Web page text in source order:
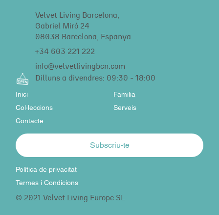
info@velvetlivingbcn.com
+34 603 221 222
Velvet Living Barcelona,
Gabriel Miró 24
08038 Barcelona, Espanya
Dilluns a divendres: 09:30 - 18:00
Col·leccions Serveis
Inici
Contacte
Familia
© 2021 Velvet Living Europe SL
Termes i Condicions
Política de privacitat
Subscriu-te